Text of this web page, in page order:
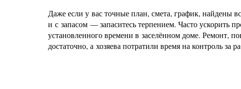
Даже если у вас точные план, смета, график, найдены
и с запасом — запаситесь терпением. Часто ускорить
установленного времени в заселённом доме. Ремонт,
достаточно, а хозяева потратили время на контроль